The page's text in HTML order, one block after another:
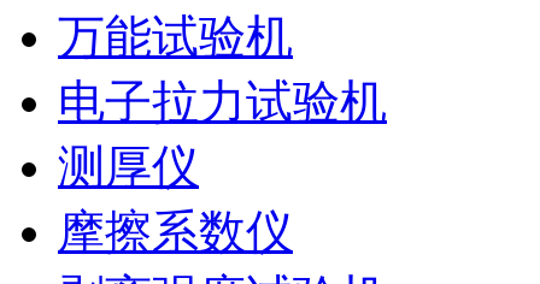
万能试验机
电子拉力试验机
测厚仪
摩擦系数仪